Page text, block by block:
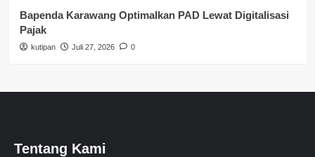
Bapenda Karawang Optimalkan PAD Lewat Digitalisasi
Pajak
kutipan Juli 27, 2026 0
Tentang Kami